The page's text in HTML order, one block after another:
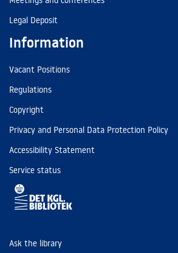
Legal Deposit
Information
Vacant Positions
Regulations
Copyright
Privacy and Personal Data Protection Policy
Accessibility Statement
Service status
Ask the library